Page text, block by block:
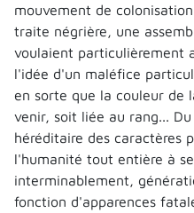
mouvement de
traite négrière, une
voulaient particulièrement
l'idée d'un maléfice
en sorte que la couleur de
venir, soit liée au rang...
héréditaire des caractères
l'humanité tout entière à
interminablement,
fonction d'apparences